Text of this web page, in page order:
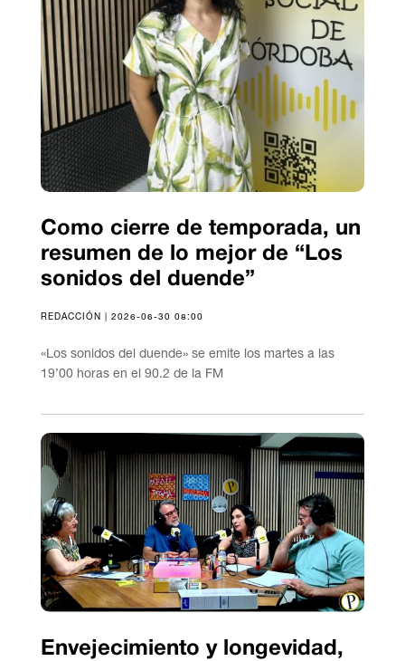
Como cierre de temporada, un
resumen de lo mejor de “Los
sonidos del duende”
REDACCIÓN | 2026-06-30 08:00
«Los sonidos del duende» se emite los martes a las
19’00 horas en el 90.2 de la FM
Envejecimiento y longevidad,